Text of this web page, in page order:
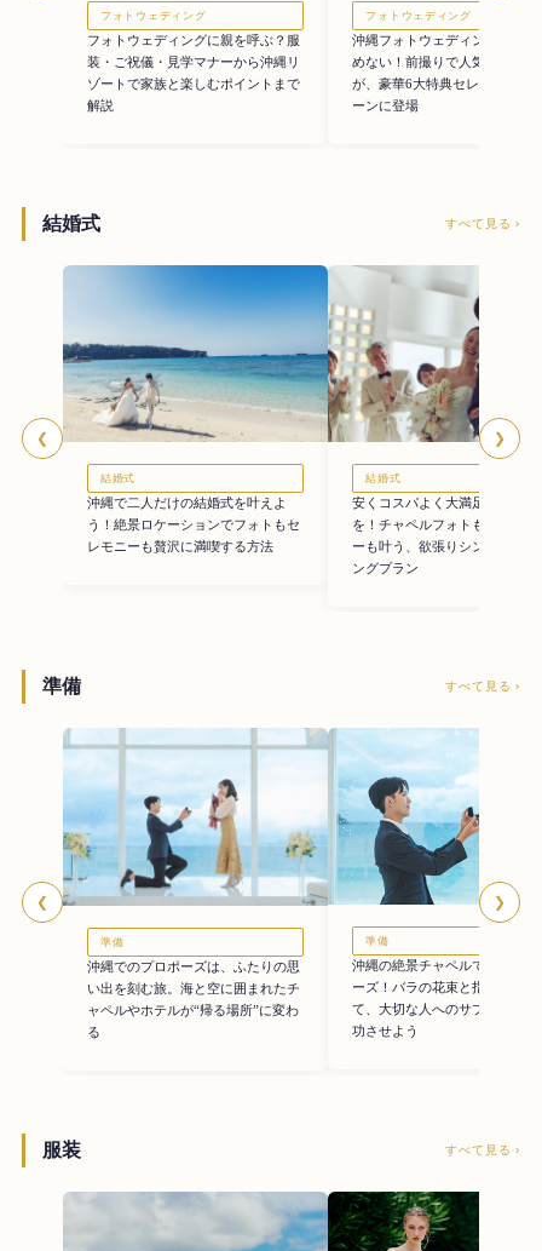
フォトウェディング
フォトウェディングに親を呼ぶ？服
装・ご祝儀・見学マナーから沖縄リ
ゾートで家族と楽しむポイントまで
解説
フォトウェディング
沖縄フォトウェディングを費用
めない！前撮りで人気のオプシ
が、豪華6大特典セレクトキャ
ーンに登場
結婚式 すべて見る ›
❮
結婚式
沖縄で二人だけの結婚式を叶えよ
う！絶景ロケーションでフォトもセ
レモニーも贅沢に満喫する方法
結婚式
安くコスパよく大満足の沖縄挙
を！チャペルフォトも本格セレ
ーも叶う、欲張りシンプルウェ
ングプラン
❯
準備 すべて見る ›
❮
準備
沖縄でのプロポーズは、ふたりの思
い出を刻む旅。海と空に囲まれたチ
ャペルやホテルが“帰る場所”に変わ
る
準備
沖縄の絶景チャペルで最高のプ
ーズ！バラの花束と指輪をかか
て、大切な人へのサプライズを
功させよう
❯
服装 すべて見る ›